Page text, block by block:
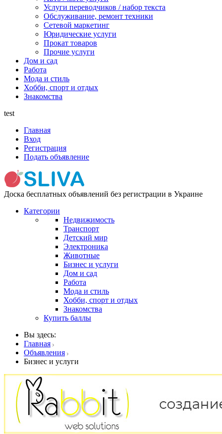
Услуги переводчиков / набор текста
Обслуживание, ремонт техники
Сетевой маркетинг
Юридические услуги
Прокат товаров
Прочие услуги
Дом и сад
Работа
Мода и стиль
Хобби, спорт и отдых
Знакомства
test
Главная
Вход
Регистрация
Подать объявление
Доска бесплатных объявлений без регистрации в Украине
Категории
Недвижимость
Транспорт
Детский мир
Электроника
Животные
Бизнес и услуги
Дом и сад
Работа
Мода и стиль
Хобби, спорт и отдых
Знакомства
Купить баллы
Вы здесь:
Главная
Объявления
Бизнес и услуги